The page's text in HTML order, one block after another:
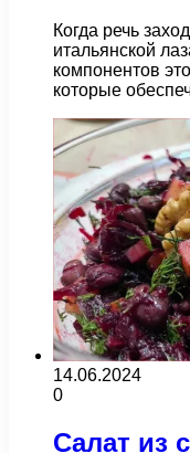
Когда речь
итальянской
компонентов
которые
14.06.2024
0
Салат из